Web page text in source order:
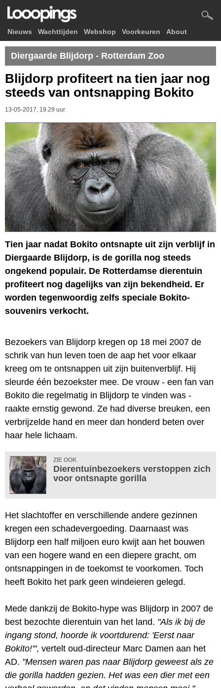
Nieuws Wachttijden Webshop Voorkeuren About
Diergaarde Blijdorp - Rotterdam Zoo
Blijdorp profiteert na tien jaar nog
steeds van ontsnapping Bokito
13-05-2017, 19.29 uur
Tien jaar nadat Bokito ontsnapte uit zijn verblijf in
Diergaarde Blijdorp, is de gorilla nog steeds
ongekend populair. De Rotterdamse dierentuin
profiteert nog dagelijks van zijn bekendheid. Er
worden tegenwoordig zelfs speciale Bokito-
souvenirs verkocht.
Bezoekers van Blijdorp kregen op 18 mei 2007 de
schrik van hun leven toen de aap het voor elkaar
kreeg om te ontsnappen uit zijn buitenverblijf. Hij
sleurde één bezoekster mee. De vrouw - een fan van
Bokito die regelmatig in Blijdorp te vinden was -
raakte ernstig gewond. Ze had diverse breuken, een
verbrijzelde hand en meer dan honderd beten over
haar hele lichaam.
ZIE OOK
Dierentuinbezoekers verstoppen zich
voor ontsnapte gorilla
Het slachtoffer en verschillende andere gezinnen
kregen een schadevergoeding. Daarnaast was
Blijdorp een half miljoen euro kwijt aan het bouwen
van een hogere wand en een diepere gracht, om
ontsnappingen in de toekomst te voorkomen. Toch
heeft Bokito het park geen windeieren gelegd.
Mede dankzij de Bokito-hype was Blijdorp in 2007 de
best bezochte dierentuin van het land. "Als ik bij de
ingang stond, hoorde ik voortdurend: 'Eerst naar
Bokito!'", vertelt oud-directeur Marc Damen aan het
AD. "Mensen waren pas naar Blijdorp geweest als ze
die gorilla hadden gezien. Het was een dier met een